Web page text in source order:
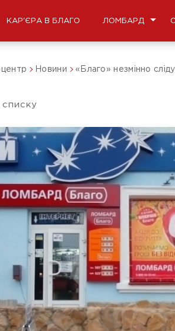
КАР'ЄРА В БЛАГО ЛОМБАРД
Новини «Благо» незмінно